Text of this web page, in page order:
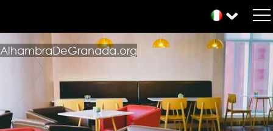
AlhambraDeGranada.org